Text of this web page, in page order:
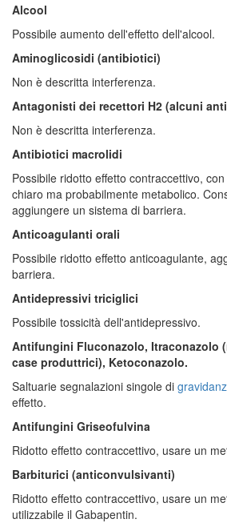
Alcool
Possibile aumento dell'effetto dell'alcool.
Aminoglicosidi (antibiotici)
Non è descritta interferenza.
Antagonisti dei recettori H2 (alcuni
Non è descritta interferenza.
Antibiotici macrolidi
Possibile ridotto effetto contraccettivo,
chiaro ma probabilmente metabolico.
aggiungere un sistema di barriera.
Anticoagulanti orali
Possibile ridotto effetto anticoagulante,
barriera.
Antidepressivi triciglici
Possibile tossicità dell'antidepressivo.
Antifungini Fluconazolo, Itraconazolo
case produttrici), Ketoconazolo.
Saltuarie segnalazioni singole di
effetto.
Antifungini Griseofulvina
Ridotto effetto contraccettivo, usare un
Barbiturici (anticonvulsivanti)
Ridotto effetto contraccettivo, usare un
utilizzabile il Gabapentin.